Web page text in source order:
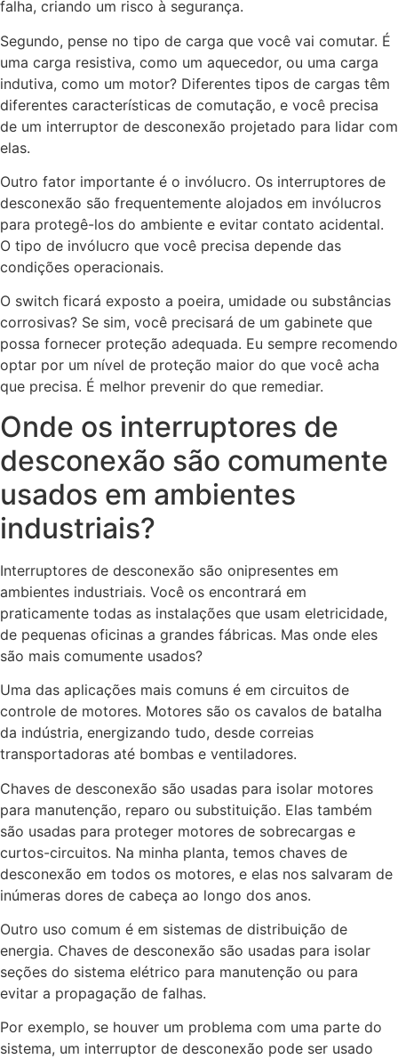
falha, criando um risco à segurança.
Segundo, pense no tipo de carga que você vai comutar. É
uma carga resistiva, como um aquecedor, ou uma carga
indutiva, como um motor? Diferentes tipos de cargas têm
diferentes características de comutação, e você precisa
de um interruptor de desconexão projetado para lidar com
elas.
Outro fator importante é o invólucro. Os interruptores de
desconexão são frequentemente alojados em invólucros
para protegê-los do ambiente e evitar contato acidental.
O tipo de invólucro que você precisa depende das
condições operacionais.
O switch ficará exposto a poeira, umidade ou substâncias
corrosivas? Se sim, você precisará de um gabinete que
possa fornecer proteção adequada. Eu sempre recomendo
optar por um nível de proteção maior do que você acha
que precisa. É melhor prevenir do que remediar.
Onde os interruptores de
desconexão são comumente
usados em ambientes
industriais?
Interruptores de desconexão são onipresentes em
ambientes industriais. Você os encontrará em
praticamente todas as instalações que usam eletricidade,
de pequenas oficinas a grandes fábricas. Mas onde eles
são mais comumente usados?
Uma das aplicações mais comuns é em circuitos de
controle de motores. Motores são os cavalos de batalha
da indústria, energizando tudo, desde correias
transportadoras até bombas e ventiladores.
Chaves de desconexão são usadas para isolar motores
para manutenção, reparo ou substituição. Elas também
são usadas para proteger motores de sobrecargas e
curtos-circuitos. Na minha planta, temos chaves de
desconexão em todos os motores, e elas nos salvaram de
inúmeras dores de cabeça ao longo dos anos.
Outro uso comum é em sistemas de distribuição de
energia. Chaves de desconexão são usadas para isolar
seções do sistema elétrico para manutenção ou para
evitar a propagação de falhas.
Por exemplo, se houver um problema com uma parte do
sistema, um interruptor de desconexão pode ser usado